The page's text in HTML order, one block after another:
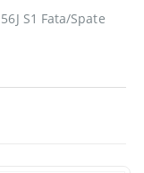
S1 Fata/Spate